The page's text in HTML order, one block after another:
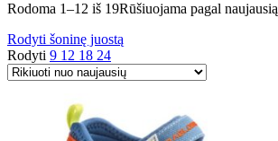
Rodoma 1–12 iš 19Rūšiuojama pagal naujausią
Rodyti šoninę juostą
Rodyti 9 12 18 24